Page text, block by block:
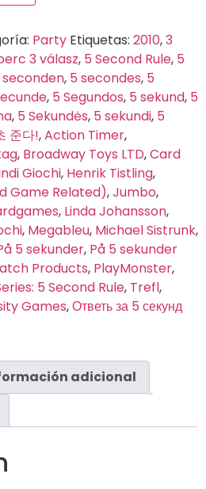
Party Etiquetas: 2010,3
3 válasz, 5 Second Rule, 5
seconden, 5 secondes, 5
, 5 Segundos, 5 sekund, 5
, 5 Sekundės, 5 sekundi, 5
준다!,Action Timer,
, Broadway Toys LTD,Card
Giochi, Henrik Tistling,
Game Related),Jumbo,
, Linda Johansson,
, Megableu, Michael Sistrunk,
5 sekunder, På 5 sekunder
Products, PlayMonster,
5 Second Rule, Trefl,
Games,Ответь за 5 секунд
adicional